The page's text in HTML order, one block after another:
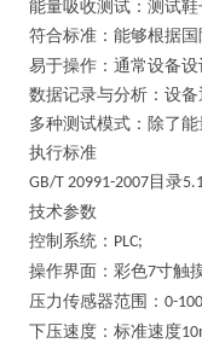
能量吸收测试：测试
符合标准：能够根据
易于操作：通常设备
数据记录与分析：设
多种测试模式：除了
执行标准
GB/T 20991-2007 目录
技术参数
控制系统： PLC;
操作界面：彩色7寸触
压力传感器范围： 0-
下压速度：标准速度